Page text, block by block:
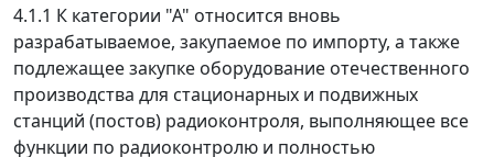
4.1.1 К категории "А" относится вновь
разрабатываемое, закупаемое по импорту, а также
подлежащее закупке оборудование отечественного
производства для стационарных и подвижных
станций (постов) радиоконтроля, выполняющее все
функции по радиоконтролю и полностью